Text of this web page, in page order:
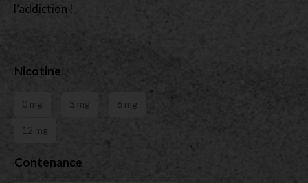
l’addiction !
Nicotine
0 mg 3 mg 6 mg
12 mg
Contenance